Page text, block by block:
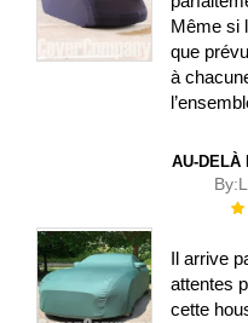
Même si
que
à
AU-DELÀ
By:
Il arrive
attentes
cette